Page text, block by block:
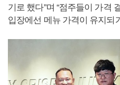
기로 했다”며 “점주들이 가격
입장에선 메뉴 가격이 유지되